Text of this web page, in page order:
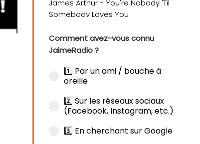
Comment avez-vous connu
JaimeRadio ?
1️⃣ Par un ami / bouche à
oreille
2️⃣ Sur les réseaux sociaux
(Facebook, Instagram, etc.)
3️⃣ En cherchant sur Google